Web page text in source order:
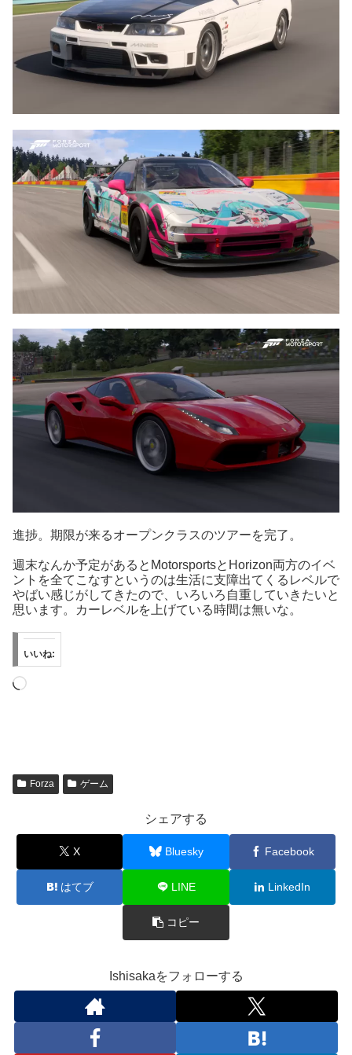
進捗。期限が来るオープンクラスのツアーを完了。
週末なんか予定があるとMotorsportsとHorizon両方のイベ
ントを全てこなすというのは生活に支障出てくるレベルで
やばい感じがしてきたので、いろいろ自重していきたいと
思います。カーレベルを上げている時間は無いな。
いいね:
読
Forza ゲーム
シェアする
X Bluesky Facebook
はてブ LINE LinkedIn
コピー
Ishisakaをフォローする